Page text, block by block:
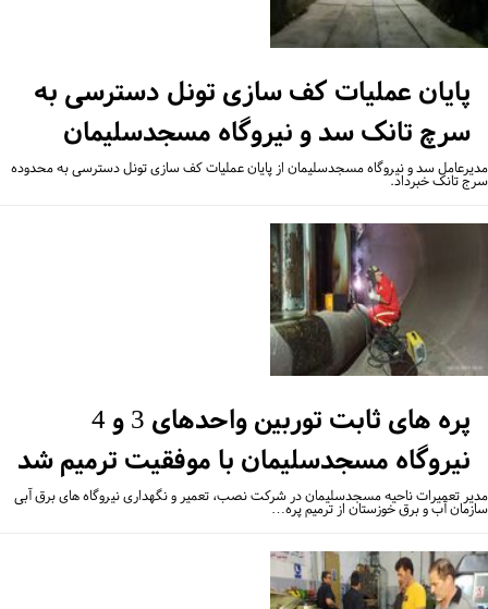
پایان عملیات کف سازی تونل دسترسی به
سرچ تانک سد و نیروگاه مسجدسلیمان
سد و نیروگاه مسجدسلیمان از پایان عملیات کف سازی تونل دسترسی به محدوده
تانک خبرداد.
پره های ثابت توربین واحدهای 3 و 4
نیروگاه مسجدسلیمان با موفقیت ترمیم شد
تعمیرات ناحیه مسجدسلیمان در شرکت نصب، تعمیر و نگهداری نیروگاه های برق آبی
آب و برق خوزستان از ترمیم پره…